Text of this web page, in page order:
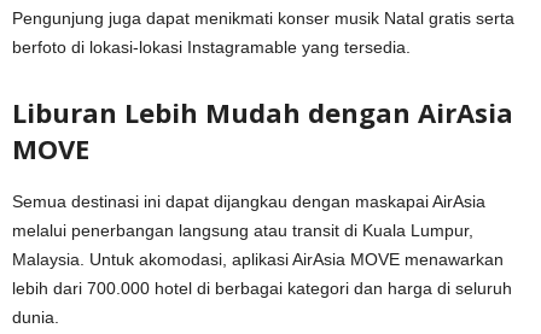
Pengunjung juga dapat menikmati konser musik Natal gratis serta
berfoto di lokasi-lokasi Instagramable yang tersedia.
Liburan Lebih Mudah dengan AirAsia
MOVE
Semua destinasi ini dapat dijangkau dengan maskapai AirAsia
melalui penerbangan langsung atau transit di Kuala Lumpur,
Malaysia. Untuk akomodasi, aplikasi AirAsia MOVE menawarkan
lebih dari 700.000 hotel di berbagai kategori dan harga di seluruh
dunia.